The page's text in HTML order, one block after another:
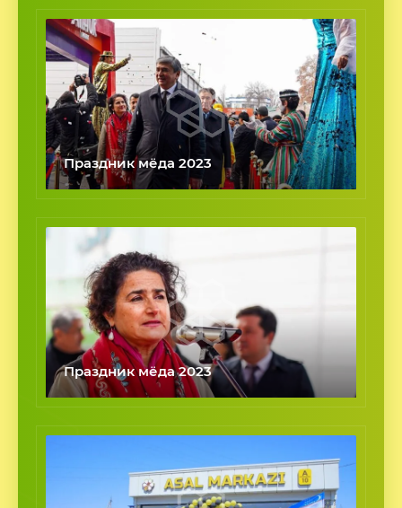
Праздник мёда 2023
Праздник мёда 2023